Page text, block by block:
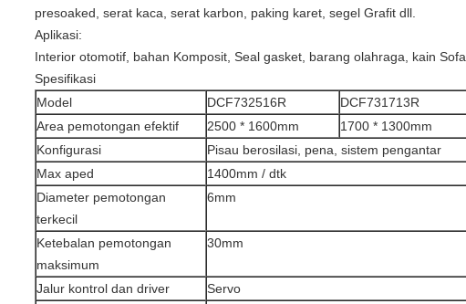
presoaked, serat kaca, serat karbon, paking karet, segel Grafit dll.
Aplikasi:
Interior otomotif, bahan Komposit, Seal gasket, barang olahraga, kain Sofa
Spesifikasi
Model
DCF732516R DCF731713R
Area pemotongan efektif
2500 * 1600mm 1700 * 1300mm
Konfigurasi
Pisau berosilasi, pena, sistem pengantar
Max aped
1400mm / dtk
Diameter pemotongan
terkecil
6mm
Ketebalan pemotongan
maksimum
30mm
Jalur kontrol dan driver
Servo